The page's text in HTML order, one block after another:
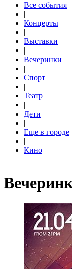
Все события
|
Концерты
|
Выставки
|
Вечеринки
|
Спорт
|
Театр
|
Дети
|
Еще в городе
|
Кино